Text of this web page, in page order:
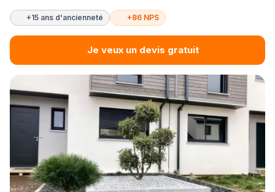
+15 ans d'ancienneté +86 NPS
Je veux un devis gratuit